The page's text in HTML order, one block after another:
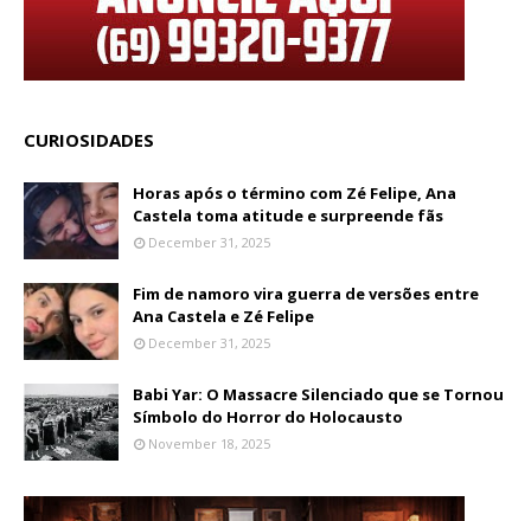
CURIOSIDADES
Horas após o término com Zé Felipe, Ana
Castela toma atitude e surpreende fãs
December 31, 2025
Fim de namoro vira guerra de versões entre
Ana Castela e Zé Felipe
December 31, 2025
Babi Yar: O Massacre Silenciado que se Tornou
Símbolo do Horror do Holocausto
November 18, 2025